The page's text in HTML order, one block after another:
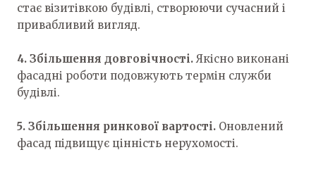
стає візитівкою будівлі, створюючи сучасний і
привабливий вигляд.
4. Збільшення довговічності. Якісно виконані
фасадні роботи подовжують термін служби
будівлі.
5. Збільшення ринкової вартості. Оновлений
фасад підвищує цінність нерухомості.